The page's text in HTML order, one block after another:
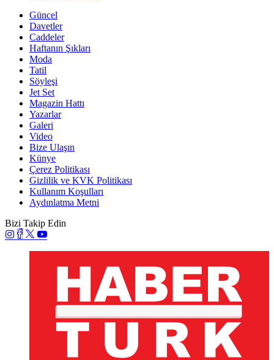
Güncel
Davetler
Caddeler
Haftanın Şıkları
Moda
Tatil
Söyleşi
Jet Set
Magazin Hattı
Yazarlar
Galeri
Video
Bize Ulaşın
Künye
Çerez Politikası
Gizlilik ve KVK Politikası
Kullanım Koşulları
Aydınlatma Metni
Bizi Takip Edin